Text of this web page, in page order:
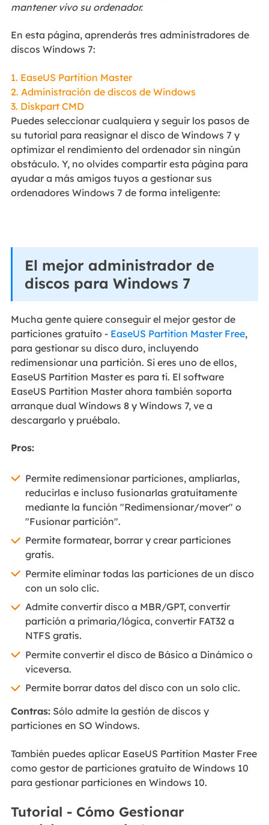
mantener vivo su ordenador.
En esta página, aprenderás tres administradores de
discos Windows 7:
1. EaseUS Partition Master
2. Administración de discos de Windows
3. Diskpart CMD
Puedes seleccionar cualquiera y seguir los pasos de
su tutorial para reasignar el disco de Windows 7 y
optimizar el rendimiento del ordenador sin ningún
obstáculo. Y, no olvides compartir esta página para
ayudar a más amigos tuyos a gestionar sus
ordenadores Windows 7 de forma inteligente:
El mejor administrador de
discos para Windows 7
Mucha gente quiere conseguir el mejor gestor de
particiones gratuito - EaseUS Partition Master Free,
para gestionar su disco duro, incluyendo
redimensionar una partición. Si eres uno de ellos,
EaseUS Partition Master es para ti. El software
EaseUS Partition Master ahora también soporta
arranque dual Windows 8 y Windows 7, ve a
descargarlo y pruébalo.
Pros:
Permite redimensionar particiones, ampliarlas,
reducirlas e incluso fusionarlas gratuitamente
mediante la función "Redimensionar/mover" o
"Fusionar partición".
Permite formatear, borrar y crear particiones
gratis.
Permite eliminar todas las particiones de un disco
con un solo clic.
Admite convertir disco a MBR/GPT, convertir
partición a primaria/lógica, convertir FAT32 a
NTFS gratis.
Permite convertir el disco de Básico a Dinámico o
viceversa.
Permite borrar datos del disco con un solo clic.
Contras:Sólo admite la gestión de discos y
particiones en SO Windows.
También puedes aplicar EaseUS Partition Master Free
como gestor de particiones gratuito de Windows 10
para gestionar particiones en Windows 10.
Tutorial - Cómo Gestionar